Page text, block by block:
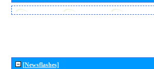
[Newsflashes]